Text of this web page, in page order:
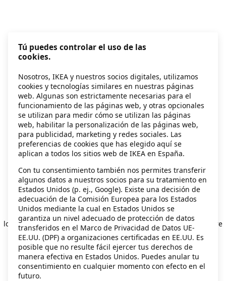
Application error: a client-side exception has occurred
loadingsecondhand.ikea.com (see the browser console for more
information).
Tú puedes controlar el uso de las
cookies.
Nosotros, IKEA y nuestros socios digitales, utilizamos
cookies y tecnologías similares en nuestras páginas
web. Algunas son estrictamente necesarias para el
funcionamiento de las páginas web, y otras opcionales
se utilizan para medir cómo se utilizan las páginas
web, habilitar la personalización de las páginas web,
para publicidad, marketing y redes sociales. Las
preferencias de cookies que has elegido aquí se
aplican a todos los sitios web de IKEA en España.
Con tu consentimiento también nos permites transferir
algunos datos a nuestros socios para su tratamiento en
Estados Unidos (p. ej., Google). Existe una decisión de
adecuación de la Comisión Europea para los Estados
Unidos mediante la cual en Estados Unidos se
garantiza un nivel adecuado de protección de datos
transferidos en el Marco de Privacidad de Datos UE-
EE.UU. (DPF) a organizaciones certificadas en EE.UU. Es
posible que no resulte fácil ejercer tus derechos de
manera efectiva en Estados Unidos. Puedes anular tu
consentimiento en cualquier momento con efecto en el
futuro.